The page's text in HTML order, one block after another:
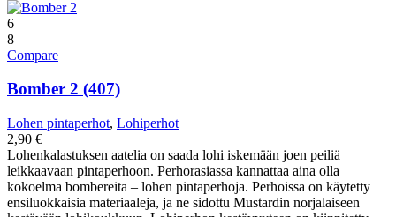
6
8
Compare
Bomber 2 (407)
Lohen pintaperhot, Lohiperhot
2,90 €
Lohenkalastuksen aatelia on saada lohi iskemään joen peiliä
leikkaavaan pintaperhoon. Perhorasiassa kannattaa aina olla
kokoelma bombereita – lohen pintaperhoja. Perhoissa on käytetty
ensiluokkaisia materiaaleja, ja ne sidottu Mustardin norjalaiseen